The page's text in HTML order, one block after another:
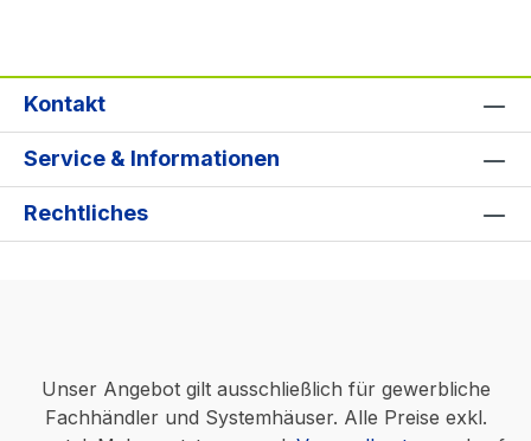
Kontakt
Service & Informationen
Rechtliches
Unser Angebot gilt ausschließlich für gewerbliche
Fachhändler und Systemhäuser. Alle Preise exkl.